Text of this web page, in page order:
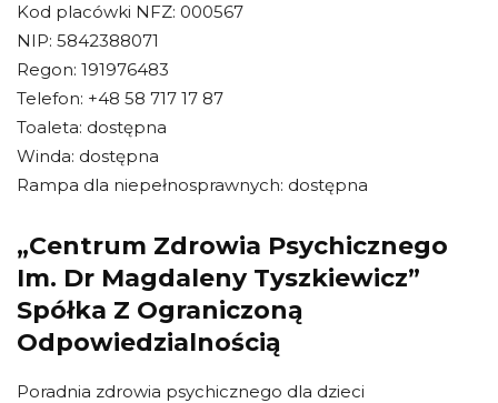
Kod placówki NFZ: 000567
NIP: 5842388071
Regon: 191976483
Telefon: +48 58 717 17 87
Toaleta: dostępna
Winda: dostępna
Rampa dla niepełnosprawnych: dostępna
„Centrum Zdrowia Psychicznego
Im. Dr Magdaleny Tyszkiewicz”
Spółka Z Ograniczoną
Odpowiedzialnością
Poradnia zdrowia psychicznego dla dzieci